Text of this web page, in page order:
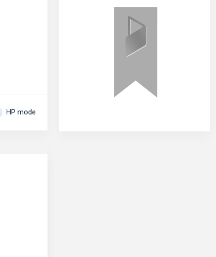
HP mode